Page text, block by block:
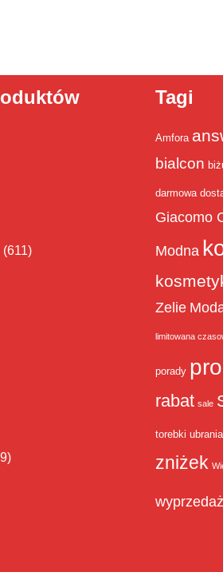
(611)
Tagi
Amfora
bialcon
darmowa
Giacomo
Modna
Zelie
limitowana
porady
rabat sale
torebki ubrania
zniżek